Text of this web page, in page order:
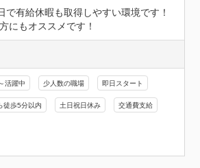
で有給休暇も取得しやすい環境です！
にもオススメです！
活躍中 少人数の職場 即日スタート
徒歩5分以内 土日祝日休み 交通費支給